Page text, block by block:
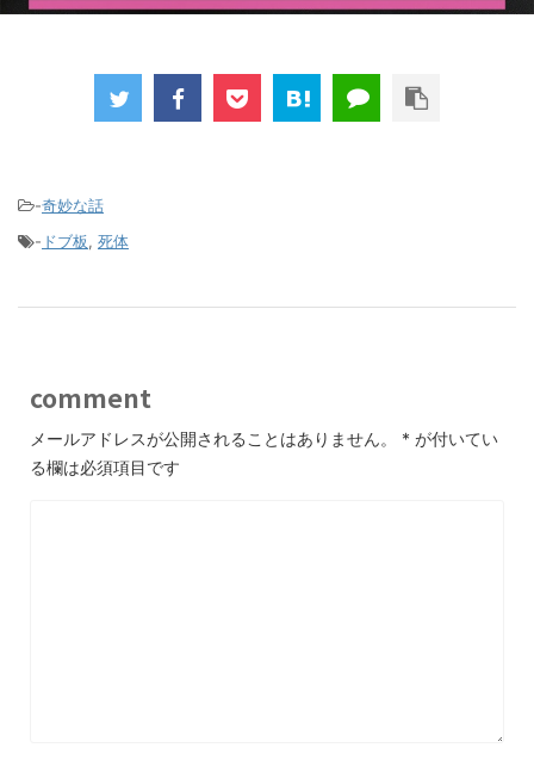
-奇妙な話
- ドブ板, 死体
comment
メールアドレスが公開されることはありません。 * が付いてい
る欄は必須項目です